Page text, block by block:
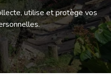
utilise et protège vos